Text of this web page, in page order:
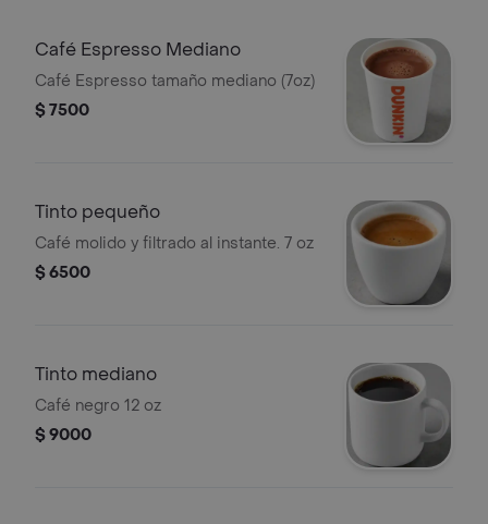
Café Espresso Mediano
Café Espresso tamaño mediano (7oz)
$ 7500
Tinto pequeño
Café molido y filtrado al instante. 7 oz
$ 6500
Tinto mediano
Café negro 12 oz
$ 9000